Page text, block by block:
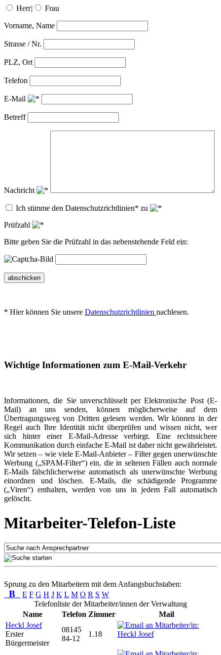
Herr| Frau
Vorname, Name
Strasse / Nr.
PLZ, Ort
Telefon
E-Mail
Betreff
Nachricht
Ich stimme den Datenschutzrichtlinien* zu
Prüfzahl
Bitte geben Sie die Prüfzahl in das nebenstehende Feld ein:
abschicken
* Hier können Sie unsere Datenschutzrichtlinien nachlesen.
Wichtige Informationen zum E-Mail-Verkehr
Informationen, die Sie unverschlüsselt per Elektronische Post (E-
Mail) an uns senden, können möglicherweise auf dem
Übertragungsweg von Dritten gelesen werden. Wir können in der
Regel auch Ihre Identität nicht überprüfen und wissen nicht, wer
sich hinter einer E-Mail-Adresse verbirgt. Eine rechtssichere
Kommunikation durch einfache E-Mail ist daher nicht gewährleistet.
Wir setzen – wie viele E-Mail-Anbieter – Filter gegen unerwünschte
Werbung („SPAM-Filter“) ein, die in seltenen Fällen auch normale
E-Mails fälschlicherweise automatisch als unerwünschte Werbung
einordnen und löschen. E-Mails, die schädigende Programme
(„Viren“) enthalten, werden von uns in jedem Fall automatisch
gelöscht.
Mitarbeiter-Telefon-Liste
Sprung zu den Mitarbeitern mit dem Anfangsbuchstaben:
B E F G H J K L M O R S W
Telefonliste der Mitarbeiter/innen der Verwaltung
Name
Telefon Zimmer
Mail
Heckl Josef
Erster
Bürgermeister
08145
84-12
1.18